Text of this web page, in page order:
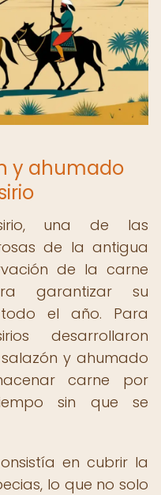
y ahumado
una de las
de la antigua
de la carne
garantizar su
el año. Para
desarrollaron
y ahumado
carne por
sin que se
en cubrir la
lo que no solo